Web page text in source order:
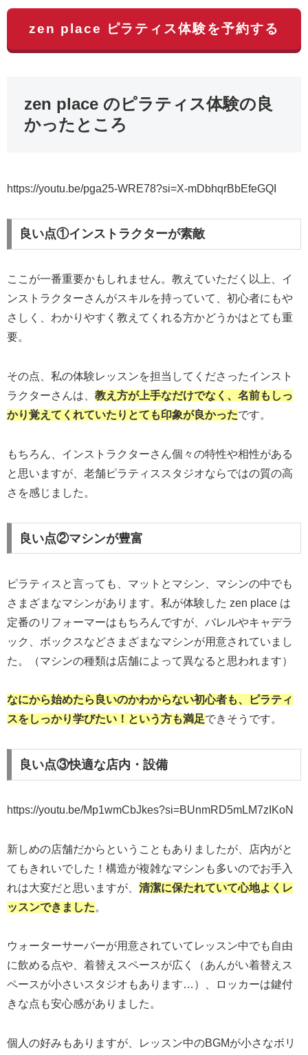
zen place ピラティス体験を予約する
zen place のピラティス体験の良
かったところ
https://youtu.be/pga25-WRE78?si=X-mDbhqrBbEfeGQI
良い点①インストラクターが素敵
ここが一番重要かもしれません。教えていただく以上、イ
ンストラクターさんがスキルを持っていて、初心者にもや
さしく、わかりやすく教えてくれる方かどうかはとても重
要。
その点、私の体験レッスンを担当してくださったインスト
ラクターさんは、 教え方が上手なだけでなく、名前もしっ
かり覚えてくれていたり とても印象が良かったです。
もちろん、インストラクターさん個々の特性や相性がある
と思いますが、老舗ピラティススタジオならではの質の高
さを感じました。
良い点②マシンが豊富
ピラティスと言っても、マットとマシン、マシンの中でも
さまざまなマシンがあります。私が体験した zen place は
定番のリフォーマーはもちろんですが、バレルやキャデラ
ック、ボックスなどさまざまなマシンが用意されていまし
た。（マシンの種類は店舗によって異なると思われます）
なにから始めたら良いのかわからない初心者も、ピラティ
スをしっかり学びたい！という方も満足できそうです。
良い点③快適な店内・設備
https://youtu.be/Mp1wmCbJkes?si=BUnmRD5mLM7zIKoN
新しめの店舗だからということもありましたが、店内がと
てもきれいでした！構造が複雑なマシンも多いのでお手入
れは大変だと思いますが、 清潔に保たれていて心地よくレ
ッスンできました。
ウォーターサーバーが用意されていてレッスン中でも自由
に飲める点や、着替えスペースが広く（あんがい着替えス
ペースが小さいスタジオもあります…）、ロッカーは鍵付
きな点も安心感がありました。
個人の好みもありますが、レッスン中のBGMが小さなボリ